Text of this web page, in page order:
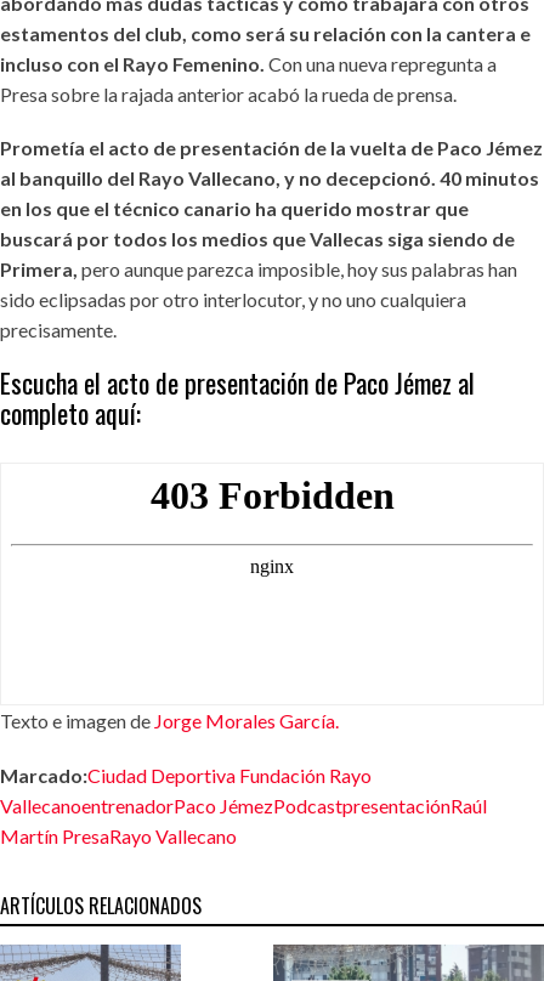
estamentos del club, como será su relación con la cantera e
incluso con el Rayo Femenino. Con una nueva repregunta a
Presa sobre la rajada anterior acabó la rueda de prensa.
Prometía el acto de presentación de la vuelta de Paco Jémez
al banquillo del Rayo Vallecano, y no decepcionó. 40 minutos
en los que el técnico canario ha querido mostrar que
buscará por todos los medios que Vallecas siga siendo de
Primera, pero aunque parezca imposible, hoy sus palabras han
sido eclipsadas por otro interlocutor, y no uno cualquiera
precisamente.
Escucha el acto de presentación de Paco Jémez al
completo aquí:
Texto e imagen de Jorge Morales García.
Marcado:Ciudad Deportiva Fundación Rayo
VallecanoentrenadorPaco JémezPodcastpresentaciónRaúl
Martín PresaRayo Vallecano
ARTÍCULOS RELACIONADOS